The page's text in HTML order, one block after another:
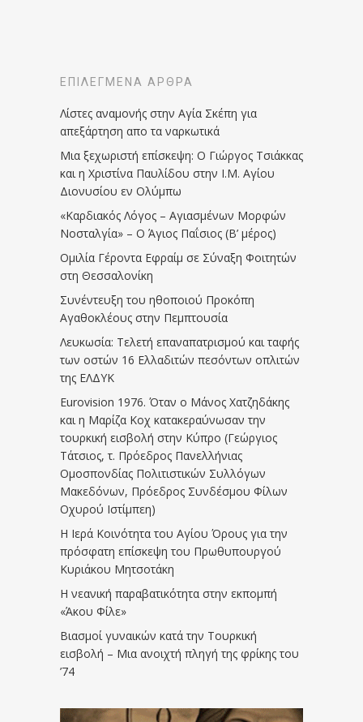
ΕΠΙΛΕΓΜΈΝΑ ΆΡΘΡΑ
Λίστες αναμονής στην Αγία Σκέπη για
απεξάρτηση απο τα ναρκωτικά
Μια ξεχωριστή επίσκεψη: Ο Γιώργος Τσιάκκας
και η Χριστίνα Παυλίδου στην Ι.Μ. Αγίου
Διονυσίου εν Ολύμπω
«Καρδιακός Λόγος – Αγιασμένων Μορφών
Νοσταλγία» – Ο Άγιος Παΐσιος (Β’ μέρος)
Ομιλία Γέροντα Εφραίμ σε Σύναξη Φοιτητών
στη Θεσσαλονίκη
Συνέντευξη του ηθοποιού Προκόπη
Αγαθοκλέους στην Πεμπτουσία
Λευκωσία: Τελετή επαναπατρισμού και ταφής
των οστών 16 Ελλαδιτών πεσόντων οπλιτών
της ΕΛΔΥΚ
Eurovision 1976. Όταν ο Μάνος Χατζηδάκης
και η Μαρίζα Κοχ κατακεραύνωσαν την
τουρκική εισβολή στην Κύπρο (Γεώργιος
Τάτσιος, τ. Πρόεδρος Πανελλήνιας
Ομοσπονδίας Πολιτιστικών Συλλόγων
Μακεδόνων, Πρόεδρος Συνδέσμου Φίλων
Οχυρού Ιστίμπεη)
Η Ιερά Κοινότητα του Αγίου Όρους για την
πρόσφατη επίσκεψη του Πρωθυπουργού
Κυριάκου Μητσοτάκη
Η νεανική παραβατικότητα στην εκπομπή
«Άκου Φίλε»
Βιασμοί γυναικών κατά την Τουρκική
εισβολή – Μια ανοιχτή πληγή της φρίκης του
’74